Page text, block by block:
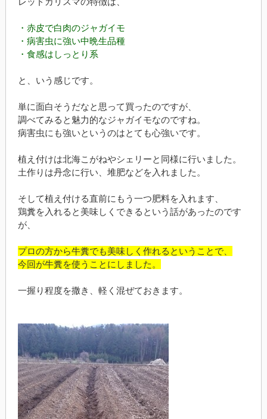
・赤皮で白肉のジャガイモ
・病害虫に強い中晩生品種
・食感はしっとり系
と、いう感じです。
単に面白そうだなと思って買ったのですが、
調べてみると魅力的なジャガイモなのですね。
病害虫にも強いというのはとても心強いです。
植え付けは北海こがねやシェリーと同様に行いました。
土作りは丹念に行い、堆肥などを入れました。
そして植え付ける直前にもう一つ肥料を入れます、
鶏糞を入れると美味しくできるという話があったのです
が、
プロの方から牛糞でも美味しく作れるということで、
今回が牛糞を使うことにしました。
一握り程度を撒き、軽く混ぜておきます。